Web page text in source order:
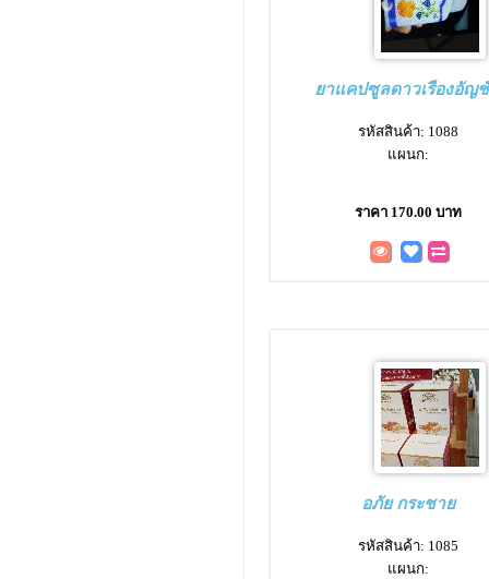
ยาแคปซูลดาวเรืองอัญ
รหัสสินค้า: 1088
แผนก:
ราคา 170.00 บาท
อภัย กระชาย
รหัสสินค้า: 1085
แผนก: